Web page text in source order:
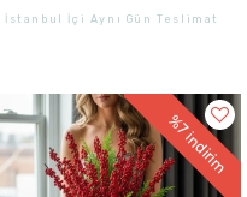
İstanbul İçi Aynı Gün Teslimat
%7
indirim